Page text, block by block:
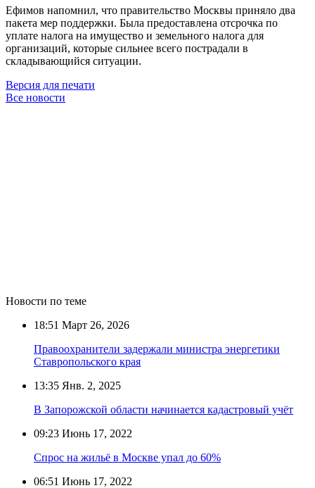
Ефимов напомнил, что правительство Москвы приняло два
пакета мер поддержки. Была предоставлена отсрочка по
уплате налога на имущество и земельного налога для
организаций, которые сильнее всего пострадали в
складывающийся ситуации.
Версия для печати
Все новости
Новости по теме
18:51 Март 26, 2026
Правоохранители задержали министра энергетики
Ставропольского края
13:35 Янв. 2, 2025
В Запорожской области начинается кадастровый учёт
09:23 Июнь 17, 2022
Спрос на жильё в Москве упал до 60%
06:51 Июнь 17, 2022